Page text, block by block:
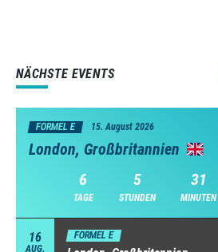
NÄCHSTE EVENTS
FORMEL E 15. August 2026
London, Großbritannien
6
TAGE
5
STUNDEN
31
MINUTEN
16
AUG.
FORMEL E